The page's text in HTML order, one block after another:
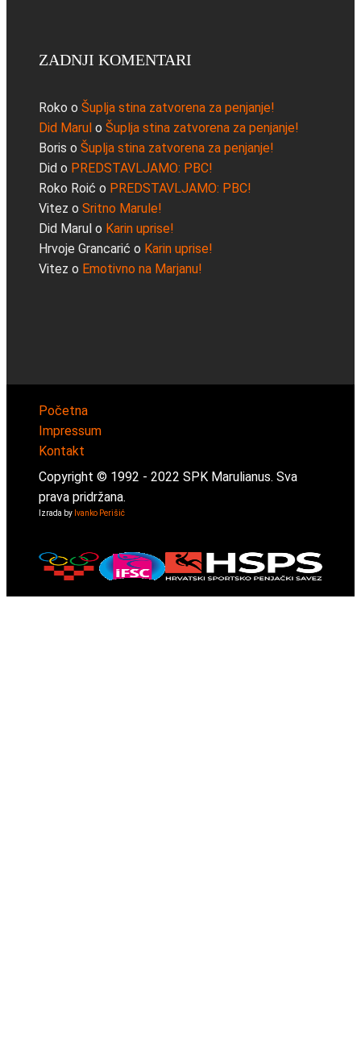
ZADNJI KOMENTARI
Roko o Šuplja stina zatvorena za penjanje!
Did Marul o Šuplja stina zatvorena za penjanje!
Boris o Šuplja stina zatvorena za penjanje!
Did o PREDSTAVLJAMO: PBC!
Roko Roić o PREDSTAVLJAMO: PBC!
Vitez o Sritno Marule!
Did Marul o Karin uprise!
Hrvoje Grancarić o Karin uprise!
Vitez o Emotivno na Marjanu!
Početna
Impressum
Kontakt
Copyright © 1992 - 2022 SPK Marulianus. Sva
prava pridržana.
Izrada by Ivanko Perišić